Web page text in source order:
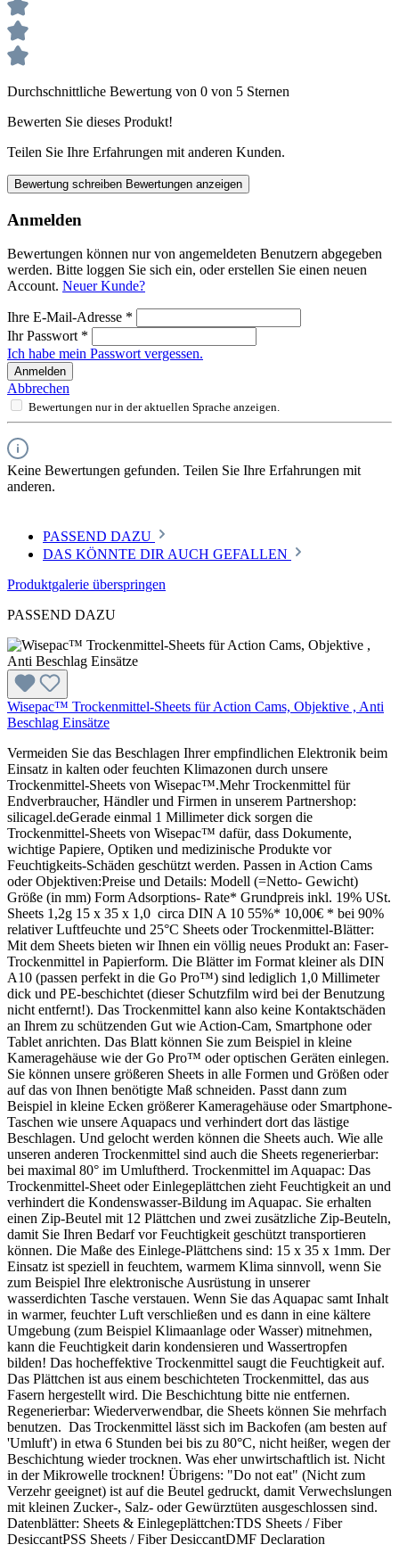
Durchschnittliche Bewertung von 0 von 5 Sternen
Bewerten Sie dieses Produkt!
Teilen Sie Ihre Erfahrungen mit anderen Kunden.
Bewertung schreiben Bewertungen anzeigen
Anmelden
Bewertungen können nur von angemeldeten Benutzern abgegeben
werden. Bitte loggen Sie sich ein, oder erstellen Sie einen neuen
Account. Neuer Kunde?
Ihre E-Mail-Adresse *
Ihr Passwort *
Ich habe mein Passwort vergessen.
Anmelden
Abbrechen
Bewertungen nur in der aktuellen Sprache anzeigen.
Keine Bewertungen gefunden. Teilen Sie Ihre Erfahrungen mit
anderen.
PASSEND DAZU
DAS KÖNNTE DIR AUCH GEFALLEN
Produktgalerie überspringen
PASSEND DAZU
Wisepac™ Trockenmittel-Sheets für Action Cams, Objektive , Anti
Beschlag Einsätze
Vermeiden Sie das Beschlagen Ihrer empfindlichen Elektronik beim
Einsatz in kalten oder feuchten Klimazonen durch unsere
Trockenmittel-Sheets von Wisepac™.Mehr Trockenmittel für
Endverbraucher, Händler und Firmen in unserem Partnershop:
silicagel.deGerade einmal 1 Millimeter dick sorgen die
Trockenmittel-Sheets von Wisepac™ dafür, dass Dokumente,
wichtige Papiere, Optiken und medizinische Produkte vor
Feuchtigkeits-Schäden geschützt werden. Passen in Action Cams
oder Objektiven:Preise und Details: Modell (=Netto- Gewicht)
Größe (in mm) Form Adsorptions- Rate* Grundpreis inkl. 19% USt.
Sheets 1,2g 15 x 35 x 1,0 circa DIN A 10 55%* 10,00€ * bei 90%
relativer Luftfeuchte und 25°C Sheets oder Trockenmittel-Blätter:
Mit dem Sheets bieten wir Ihnen ein völlig neues Produkt an: Faser-
Trockenmittel in Papierform. Die Blätter im Format kleiner als DIN
A10 (passen perfekt in die Go Pro™) sind lediglich 1,0 Millimeter
dick und PE-beschichtet (dieser Schutzfilm wird bei der Benutzung
nicht entfernt!). Das Trockenmittel kann also keine Kontaktschäden
an Ihrem zu schützenden Gut wie Action-Cam, Smartphone oder
Tablet anrichten. Das Blatt können Sie zum Beispiel in kleine
Kameragehäuse wie der Go Pro™ oder optischen Geräten einlegen.
Sie können unsere größeren Sheets in alle Formen und Größen oder
auf das von Ihnen benötigte Maß schneiden. Passt dann zum
Beispiel in kleine Ecken größerer Kameragehäuse oder Smartphone-
Taschen wie unsere Aquapacs und verhindert dort das lästige
Beschlagen. Und gelocht werden können die Sheets auch. Wie alle
unseren anderen Trockenmittel sind auch die Sheets regenerierbar:
bei maximal 80° im Umluftherd. Trockenmittel im Aquapac: Das
Trockenmittel-Sheet oder Einlegeplättchen zieht Feuchtigkeit an und
verhindert die Kondenswasser-Bildung im Aquapac. Sie erhalten
einen Zip-Beutel mit 12 Plättchen und zwei zusätzliche Zip-Beuteln,
damit Sie Ihren Bedarf vor Feuchtigkeit geschützt transportieren
können. Die Maße des Einlege-Plättchens sind: 15 x 35 x 1mm. Der
Einsatz ist speziell in feuchtem, warmem Klima sinnvoll, wenn Sie
zum Beispiel Ihre elektronische Ausrüstung in unserer
wasserdichten Tasche verstauen. Wenn Sie das Aquapac samt Inhalt
in warmer, feuchter Luft verschließen und es dann in eine kältere
Umgebung (zum Beispiel Klimaanlage oder Wasser) mitnehmen,
kann die Feuchtigkeit darin kondensieren und Wassertropfen
bilden! Das hocheffektive Trockenmittel saugt die Feuchtigkeit auf.
Das Plättchen ist aus einem beschichteten Trockenmittel, das aus
Fasern hergestellt wird. Die Beschichtung bitte nie entfernen.
Regenerierbar: Wiederverwendbar, die Sheets können Sie mehrfach
benutzen. Das Trockenmittel lässt sich im Backofen (am besten auf
'Umluft') in etwa 6 Stunden bei bis zu 80°C, nicht heißer, wegen der
Beschichtung wieder trocknen. Was eher unwirtschaftlich ist. Nicht
in der Mikrowelle trocknen! Übrigens: "Do not eat" (Nicht zum
Verzehr geeignet) ist auf die Beutel gedruckt, damit Verwechslungen
mit kleinen Zucker-, Salz- oder Gewürztüten ausgeschlossen sind.
Datenblätter: Sheets & Einlegeplättchen:TDS Sheets / Fiber
DesiccantPSS Sheets / Fiber DesiccantDMF Declaration